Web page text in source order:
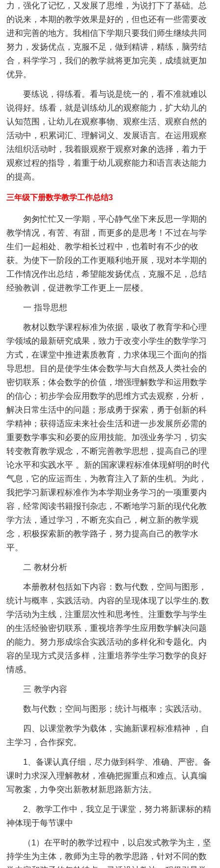
力，强化了记忆，又发展了思维，为说打下了基础。总
的说来，本期的教学效果是好的，但也还有一些需要改
进和完善的地方。我相信下学期只要我们师生继续共同
努力，发扬优点，克服不足，做到精讲，精练，脑劳结
合，科学学习，我们的教学就将更加完美，成绩就更加
优异。
要练说，得练看。看与说是统一的，看不准就难以
说得好。练看，就是训练幼儿的观察能力，扩大幼儿的
认知范围，让幼儿在观察事物、观察生活、观察自然的
活动中，积累词汇、理解词义、发展语言。在运用观察
法组织活动时，我着眼观察于观察对象的选择，着力于
观察过程的指导，着重于幼儿观察能力和语言表达能力
的提高。
三年级下册数学教学工作总结3
匆匆忙忙又一学期，平心静气坐下来反思一学期的
教学情况，有苦、有甜，而更多的是思考！不过在与学
生们一起相处、教学相长过程中，也着时有不少的收
获。为使下一阶段的工作更顺利地开展，现对本学期的
工作情况作出总结，希望能发扬优点，克服不足，总结
经验教训，促进教学工作更上一层楼。
一 指导思想
教材以数学课程标准为依据，吸收了教育学和心理
学领域的最新研究成果，致力于改变小学生的数学学习
方式，在课堂中推进素质教育，力求体现三个面向的指
导思想。目的是使学生体会数学与大自然及人类社会的
密切联系；体会数学的价值，增强理解数学和运用数学
的信心；初步学会应用数学的思维方式去观察，分析，
解决日常生活中的问题；形成勇于探索，勇于创新的科
学精神；获得适应未来社会生活和进一步发展所必需的
重要数学事实和必要的应用技能。加强业务学习，切实
转变教育教学观念，不断完善教学思想，提高自己的理
论水平和实践水平 。新的国家课程标准体现鲜明的时代
气息，它的应运而生，为教育注入了新的生机。为此，
我把学习新课程标准作为本学期业务学习的一项重要内
容，经常阅读书籍报刊杂志，不断地学习新的现代化教
学方法，通过学习，不断充实自己，树立新的教学观
念，积极探索新的教学路子，努力提高自己的教学水
平。
二 教材分析
本册教材包括如下内容：数与代数，空间与图形，
统计与概率，实践活动。内容的呈现体现了以学生的.数
学活动为主线，注重层次性和思考性。注重数学与学生
的生活经验密切联系，重视培养学生应用数学解决问题
的能力。努力形成综合实践活动的多样化和专题化。内
容的呈现方式灵活多样，注重培养学生学习数学的良好
情感。
三 教学内容
数与代数；空间与图形；统计与概率；实践活动。
四、以课堂教学为载体，实施新课程标准精神 ，自
主学习，合作探究。
1、备课认真仔细，尽力做到科学、准确、严密。备
课时力求深入理解教材，准确把握重点和难点。认真编
写教案，力争突出新教材新思路新方法。
2、教学工作中，我立足于课堂，努力将新课标的精
神体现于每节课中
（1）在平时的教学过程中，以启发式教学为主，坚
持学生为主体，教师为主导的教学思路，针对不同的数